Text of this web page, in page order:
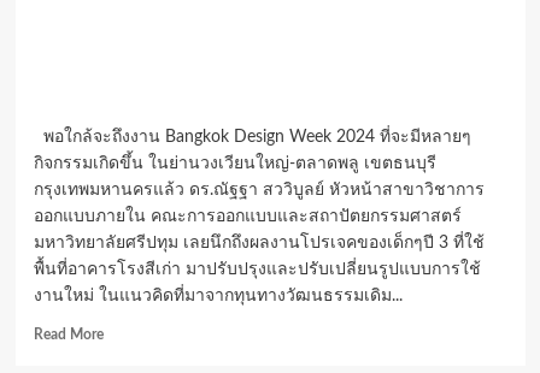
พอใกล้จะถึงงาน Bangkok Design Week 2024 ที่จะมีหลายๆ
กิจกรรมเกิดขึ้น ในย่านวงเวียนใหญ่-ตลาดพลู เขตธนบุรี
กรุงเทพมหานครแล้ว ดร.ณัฐฐา สววิบูลย์ หัวหน้าสาขาวิชาการ
ออกแบบภายใน คณะการออกแบบและสถาปัตยกรรมศาสตร์
มหาวิทยาลัยศรีปทุม เลยนึกถึงผลงานโปรเจคของเด็กๆปี 3 ที่ใช้
พื้นที่อาคารโรงสีเก่า มาปรับปรุงและปรับเปลี่ยนรูปแบบการใช้
งานใหม่ ในแนวคิดที่มาจากทุนทางวัฒนธรรมเดิม...
Read MoreRead